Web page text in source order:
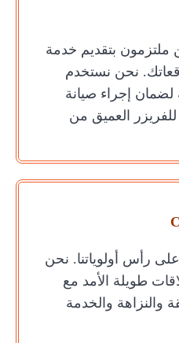
ملتزمون بتقديم خدمة
نحن نستخدم
لضمان إجراء صيانة
العميق من
رأس أولوياتنا. نحن
طويلة الأمد مع
والنزاهة والخدمة